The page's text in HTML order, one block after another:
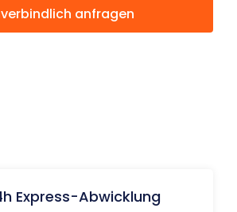
anfragen
Express-Abwicklung